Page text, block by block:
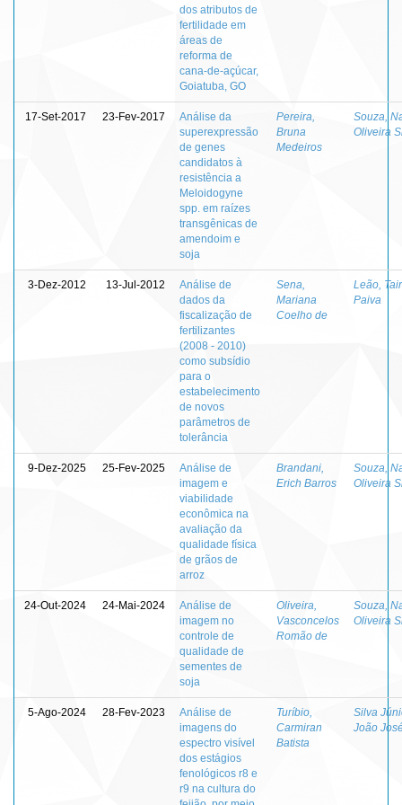
dos atributos de
fertilidade em
áreas de
reforma de
cana-de-açúcar,
Goiatuba, GO
17-Set-2017 23-Fev-2017
Análise da
superexpressão
de genes
candidatos à
resistência a
Meloidogyne
spp. em raízes
transgênicas de
amendoim e
soja
Pereira,
Bruna
Medeiros
Souza,
Oliveira
3-Dez-2012 13-Jul-2012
Análise de
dados da
fiscalização de
fertilizantes
(2008 - 2010)
como subsídio
para o
estabelecimento
de novos
parâmetros de
tolerância
Sena,
Mariana
Coelho de
Leão,
Paiva
9-Dez-2025 25-Fev-2025
Análise de
imagem e
viabilidade
econômica na
avaliação da
qualidade física
de grãos de
arroz
Brandani,
Erich Barros
Souza,
Oliveira
24-Out-2024 24-Mai-2024
Análise de
imagem no
controle de
qualidade de
sementes de
soja
Oliveira,
Vasconcelos
Romão de
Souza,
Oliveira
5-Ago-2024 28-Fev-2023
Análise de
imagens do
espectro visível
dos estágios
fenológicos r8 e
r9 na cultura do
Turíbio,
Carmiran
Batista
Silva
João